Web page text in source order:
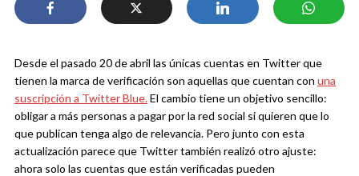
Desde el pasado 20 de abril las únicas cuentas en Twitter que
tienen la marca de verificación son aquellas que cuentan con una
suscripción a Twitter Blue.El cambio tiene un objetivo sencillo:
obligar a más personas a pagar por la red social si quieren que lo
que publican tenga algo de relevancia. Pero junto con esta
actualización parece que Twitter también realizó otro ajuste:
ahora solo las cuentas que están verificadas pueden